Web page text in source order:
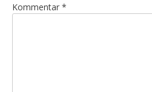
Kommentar *